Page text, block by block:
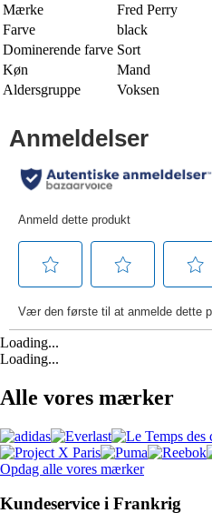
Mærke
Fred Perry
Farve
black
Dominerende farve Sort
Køn
Mand
Aldersgruppe
Voksen
Loading...
Loading...
Alle vores mærker
Opdag alle vores mærker
Kundeservice i Frankrig